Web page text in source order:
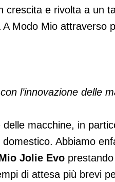
crescita e rivolta a un
Modo Mio attraverso
l’innovazione delle
delle macchine, in
Abbiamo
Jolie Evo
di attesa più brevi